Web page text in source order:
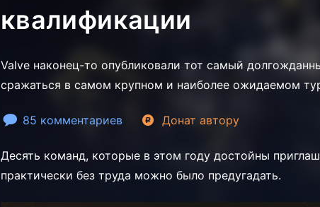
квалификации
Valve наконец-то опубликовали тот самый
сражаться в самом крупном и наиболее ожидаемом
85 комментариев Донат автору
Десять команд, которые в этом году достойны
практически без труда можно было предугадать.